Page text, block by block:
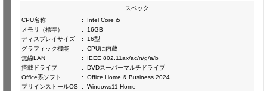
スペック
CPU名称
:
Intel Core i5
メモリ（標準）
:
16GB
ディスプレイサイズ
:
16型
グラフィック機能
:
CPUに内蔵
無線LAN
:
IEEE 802.11ax/ac/n/g/a/b
搭載ドライブ
:
DVDスーパーマルチドライブ
Office系ソフト
:
Office Home & Business 2024
プリインストールOS : Windows11 Home